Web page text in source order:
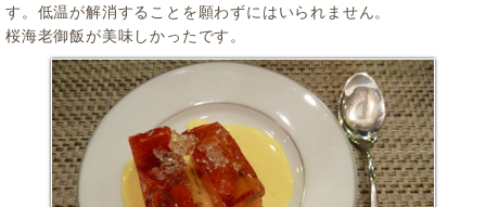
す。低温が解消することを願わずにはいられません。
桜海老御飯が美味しかったです。